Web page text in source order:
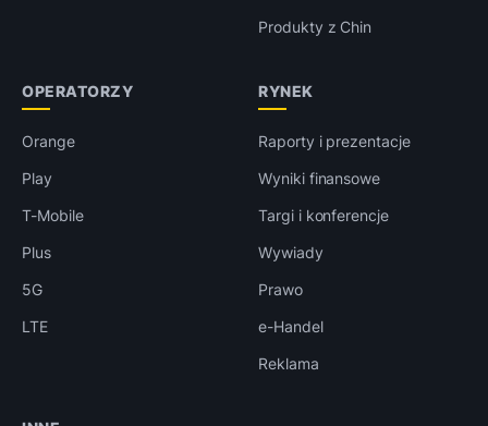
Produkty z Chin
OPERATORZY
Orange
Play
T-Mobile
Plus
5G
LTE
RYNEK
Raporty i prezentacje
Wyniki finansowe
Targi i konferencje
Wywiady
Prawo
e-Handel
Reklama